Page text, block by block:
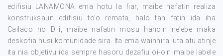
edifisiu LANAMONA ema hotu la fiar, maibe nafatin realiza
konstruksaun edifisiu to’o remata, halo tan fatin ida iha
Cailaco no Dili, maibe nafatin mosu hanoin ne’ebe maka
deskofia husi komunidade sira. Ita ema wainhira luta atu atinje
ita nia objetivu ida sempre hasoru dezafiu oi-oin maibe labele